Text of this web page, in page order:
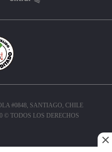
#0848, SANTIAGO, CHILE
© TODOS LOS DERECHOS